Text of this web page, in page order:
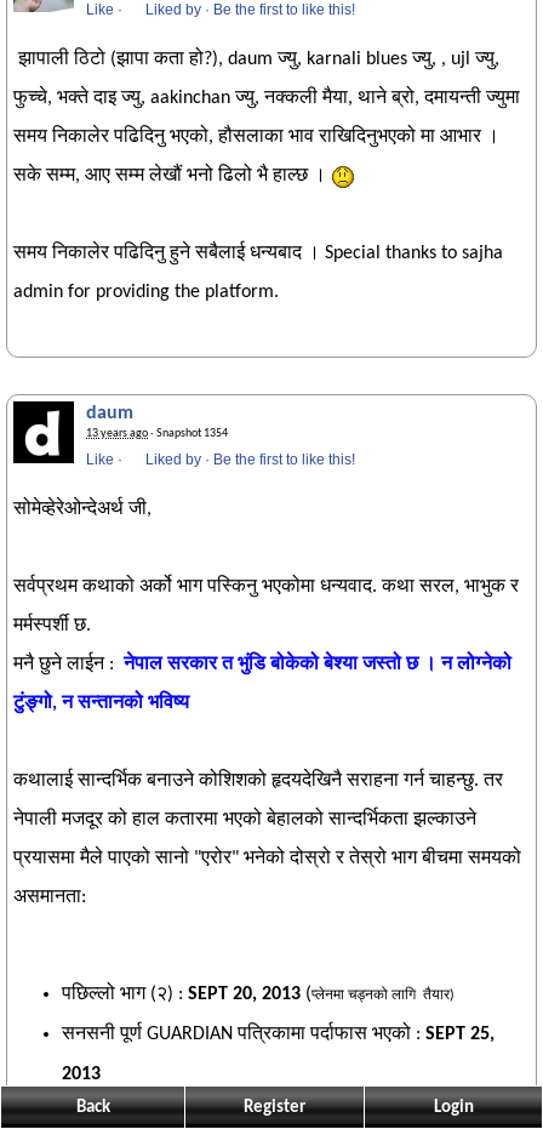
Like · Liked by · Be the first to like this!
झापाली ठिटो (झापा कता हो?), daum ज्यु, karnali blues ज्यु, , ujl ज्यु,
फुच्चे, भक्ते दाइ ज्यु, aakinchan ज्यु, नक्कली मैया, थाने ब्रो, दमायन्ती ज्युमा
समय निकालेर पढिदिनु भएको, हौसलाका भाव राखिदिनुभएको मा आभार ।
सके सम्म, आए सम्म लेखौं भनो ढिलो भै हाल्छ ।
समय निकालेर पढिदिनु हुने सबैलाई धन्यबाद । Special thanks to sajha
admin for providing the platform.
daum
13 years ago· Snapshot 1354
Like · Liked by · Be the first to like this!
सोमेव्हेरेओन्देअर्थ जी,
सर्वप्रथम कथाको अर्को भाग पस्किनु भएकोमा धन्यवाद. कथा सरल, भाभुक र
मर्मस्पर्शी छ.
मनै छुने लाईन : नेपाल सरकार त भुंडि बोकेको बेश्या जस्तो छ । न लोग्नेको
टुंङ्गो, न सन्तानको भविष्य
कथालाई सान्दर्भिक बनाउने कोशिशको हृदयदेखिनै सराहना गर्न चाहन्छु. तर
नेपाली मजदूर को हाल कतारमा भएको बेहालको सान्दर्भिकता झल्काउने
प्रयासमा मैले पाएको सानो "एरोर" भनेको दोस्रो र तेस्रो भाग बीचमा समयको
असमानता:
पछिल्लो भाग (२) : SEPT 20, 2013 (प्लेनमा चड्नको लागि तैयार)
सनसनी पूर्ण GUARDIAN पत्रिकामा पर्दाफास भएको : SEPT 25,
2013
Back Register Login